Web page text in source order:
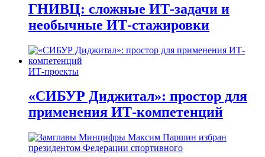
ГНИВЦ: сложные ИТ‑задачи и
необычные ИТ‑стажировки
ИТ-проекты
«СИБУР Диджитал»: простор для
применения ИТ-компетенций